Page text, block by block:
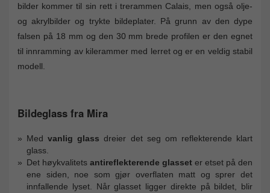
bilder kommer til sin rett i trerammen Calais, men også olje-
og akrylbilder og trykte bildeplater. På grunn av den dype
falsen på 18 mm og den 30 mm brede profilen er den egnet
til innramming av kilerammer med lerret og er en veldig stabil
modell.
Bildeglass fra Mira
Medvanlig glass dreier det seg om reflekterende klart
glass.
Det høykvalitets antireflekterende glasset er etset på den
ene siden, noe som gjør overflaten matt og sprer det
innfallende lyset. Når glasset ligger direkte på bildet, blir